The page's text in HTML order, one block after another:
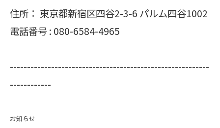
住所： 東京都新宿区四谷2-3-6 パルム四谷1002
電話番号 : 080-6584-4965
----------------------------------------------------------
------------
お知らせ